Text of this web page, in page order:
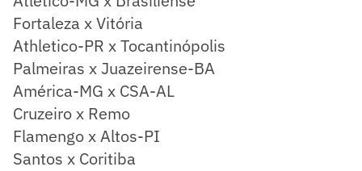
Fortaleza x Vitória
Athletico-PR x Tocantinópolis
Palmeiras x Juazeirense-BA
América-MG x CSA-AL
Cruzeiro x Remo
Flamengo x Altos-PI
Santos x Coritiba